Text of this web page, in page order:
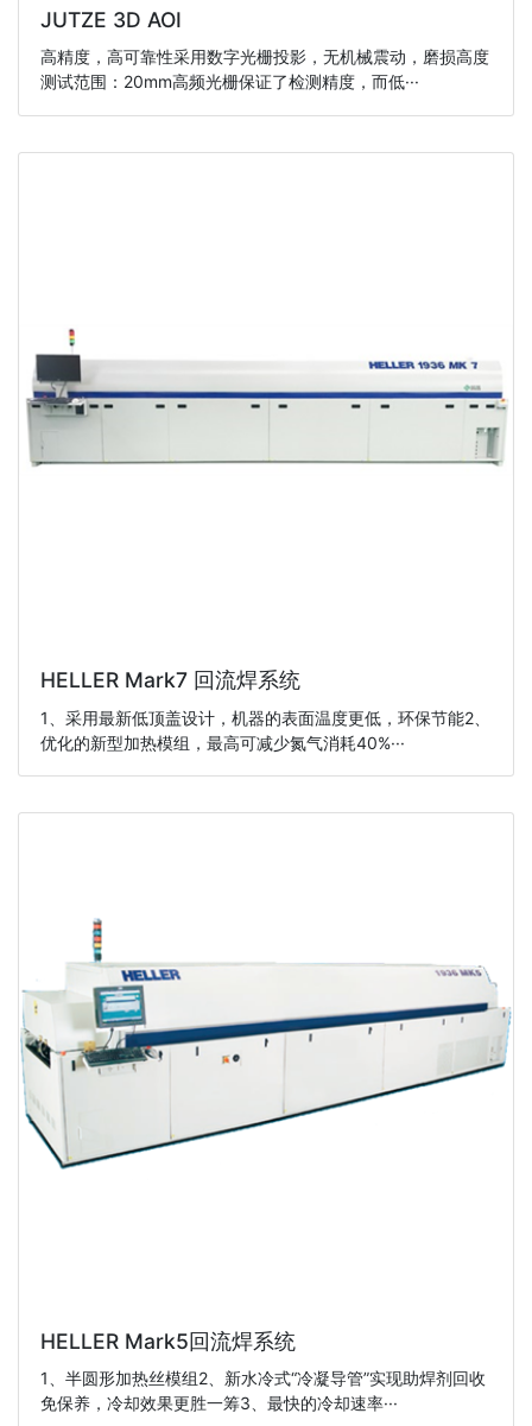
JUTZE 3D AOI
高精度，高可靠性采用数字光栅投影，无机械震动，磨损高度
测试范围：20mm高频光栅保证了检测精度，而低···
HELLER Mark7 回流焊系统
1、采用最新低顶盖设计，机器的表面温度更低，环保节能2、
优化的新型加热模组，最高可减少氮气消耗40%···
HELLER Mark5回流焊系统
1、半圆形加热丝模组2、新水冷式“冷凝导管”实现助焊剂回收
免保养，冷却效果更胜一筹3、最快的冷却速率···